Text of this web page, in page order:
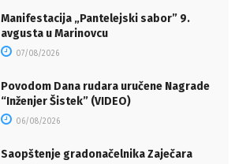
Manifestacija „Pantelejski sabor” 9.
avgusta u Marinovcu
07/08/2026
Povodom Dana rudara uručene Nagrade
“Inženjer Šistek” (VIDEO)
06/08/2026
Saopštenje gradonačelnika Zaječara